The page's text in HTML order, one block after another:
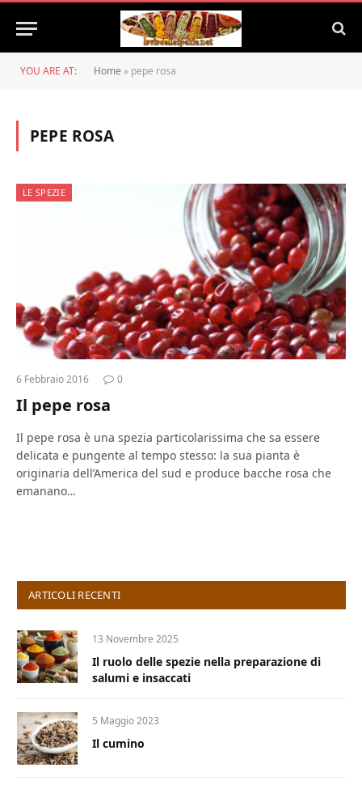
YOU ARE AT: Home » pepe rosa
PEPE ROSA
LE SPEZIE
6 Febbraio 2016 0
Il pepe rosa
Il pepe rosa è una spezia particolarissima che sa essere
delicata e pungente al tempo stesso: la sua pianta è
originaria dell’America del sud e produce bacche rosa che
emanano…
ARTICOLI RECENTI
13 Novembre 2025
Il ruolo delle spezie nella preparazione di
salumi e insaccati
5 Maggio 2023
Il cumino